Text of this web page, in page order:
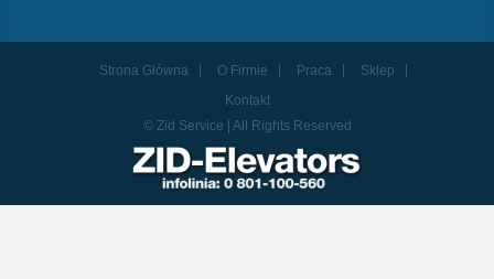
Strona Główna O Firmie Praca
Sklep
Kontakt
© Zid Service | All Rights Reserved